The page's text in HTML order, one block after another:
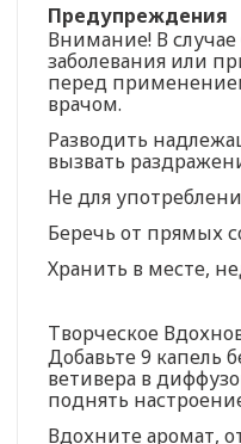
Предупреждения
Внимание! В
заболевания или
перед
врачом.
Разводить
вызвать
Не для
Беречь от прямых
Хранить в месте,
Творческое
Добавьте 9 капель
ветивера в
поднять
Вдохните аромат,